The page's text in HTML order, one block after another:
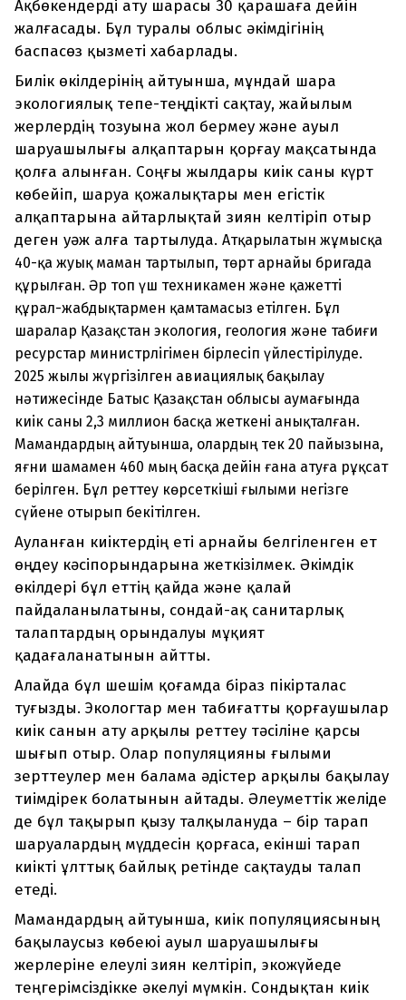
Ақбөкендерді ату шарасы 30 қарашаға дейін
жалғасады. Бұл туралы облыс әкімдігінің
баспасөз қызметі хабарлады.
Билік өкілдерінің айтуынша, мұндай шара
экологиялық тепе-теңдікті сақтау, жайылым
жерлердің тозуына жол бермеу және ауыл
шаруашылығы алқаптарын қорғау мақсатында
қолға алынған. Соңғы жылдары киік саны күрт
көбейіп, шаруа қожалықтары мен егістік
алқаптарына айтарлықтай зиян келтіріп отыр
деген уәж алға тартылуда. Атқарылатын жұмысқа
40-қа жуық маман тартылып, төрт арнайы бригада
құрылған. Әр топ үш техникамен және қажетті
құрал-жабдықтармен қамтамасыз етілген. Бұл
шаралар Қазақстан экология, геология және табиғи
ресурстар министрлігімен бірлесіп үйлестірілуде.
2025 жылы жүргізілген авиациялық бақылау
нәтижесінде Батыс Қазақстан облысы аумағында
киік саны 2,3 миллион басқа жеткені анықталған.
Мамандардың айтуынша, олардың тек 20 пайызына,
яғни шамамен 460 мың басқа дейін ғана атуға рұқсат
берілген. Бұл реттеу көрсеткіші ғылыми негізге
сүйене отырып бекітілген.
Ауланған киіктердің еті арнайы белгіленген ет
өңдеу кәсіпорындарына жеткізілмек. Әкімдік
өкілдері бұл еттің қайда және қалай
пайдаланылатыны, сондай-ақ санитарлық
талаптардың орындалуы мұқият
қадағаланатынын айтты.
Алайда бұл шешім қоғамда біраз пікірталас
туғызды. Экологтар мен табиғатты қорғаушылар
киік санын ату арқылы реттеу тәсіліне қарсы
шығып отыр. Олар популяцияны ғылыми
зерттеулер мен балама әдістер арқылы бақылау
тиімдірек болатынын айтады. Әлеуметтік желіде
де бұл тақырып қызу талқылануда – бір тарап
шаруалардың мүддесін қорғаса, екінші тарап
киікті ұлттық байлық ретінде сақтауды талап
етеді.
Мамандардың айтуынша, киік популяциясының
бақылаусыз көбеюі ауыл шаруашылығы
жерлеріне елеулі зиян келтіріп, экожүйеде
теңгерімсіздікке әкелуі мүмкін. Сондықтан киік